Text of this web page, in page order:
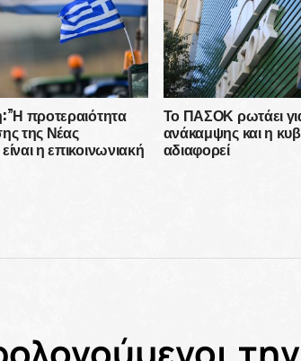
προτεραιότητα
της Νέας
η επικοινωνιακή
Το ΠΑΣΟΚ ρωτάει
ανάκαμψης και η
αδιαφορεί